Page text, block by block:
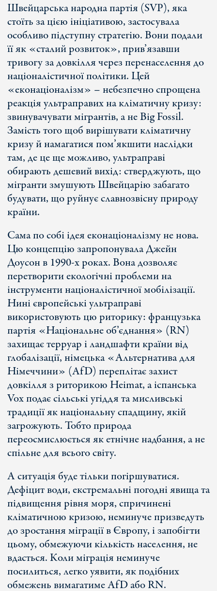
Швейцарська народна партія (SVP), яка
стоїть за цією ініціативою, застосувала
особливо підступну стратегію. Вони подали
її як «сталий розвиток», прив’язавши
тривогу за довкілля через перенаселення до
націоналістичної політики. Цей
«еконаціоналізм» – небезпечно спрощена
реакція ультраправих на кліматичну кризу:
звинувачувати мігрантів, а не Big Fossil.
Замість того щоб вирішувати кліматичну
кризу й намагатися пом’якшити наслідки
там, де це ще можливо, ультраправі
обирають дешевий вихід: стверджують, що
мігранти змушують Швейцарію забагато
будувати, що руйнує славнозвісну природу
країни.
Сама по собі ідея еконаціоналізму не нова.
Цю концепцію запропонувала Джейн
Доусон в 1990-х роках. Вона дозволяє
перетворити екологічні проблеми на
інструменти націоналістичної мобілізації.
Нині європейські ультраправі
використовують цю риторику: французька
партія «Національне об’єднання» (RN)
захищає терруар і ландшафти країни від
глобалізації, німецька «Альтернатива для
Німеччини» (AfD) переплітає захист
довкілля з риторикою Heimat, а іспанська
Vox подає сільські угіддя та мисливські
традиції як національну спадщину, якій
загрожують. Тобто природа
переосмислюється як етнічне надбання, а не
спільне для всього світу.
А ситуація буде тільки погіршуватися.
Дефіцит води, екстремальні погодні явища та
підвищення рівня моря, спричинені
кліматичною кризою, неминуче призведуть
до зростання міграції в Європу, і запобігти
цьому, обмежуючи кількість населення, не
вдасться. Коли міграція неминуче
посилиться, легко уявити, як подібних
обмежень вимагатиме AfD або RN.